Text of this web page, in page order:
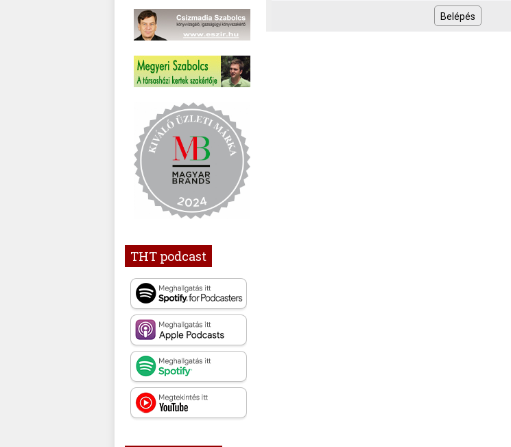
THT podcast